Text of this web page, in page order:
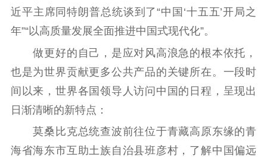
近平主席同特朗普总统谈到了“中国‘十五五’开局之
年”“以高质量发展全面推进中国式现代化”。
做更好的自己，是应对风高浪急的根本依托，
也是为世界贡献更多公共产品的关键所在。一段时
间以来，世界各国领导人访问中国的日程，呈现出
日渐清晰的新特点：
莫桑比克总统查波前往位于青藏高原东缘的青
海省海东市互助土族自治县班彦村，了解中国偏远